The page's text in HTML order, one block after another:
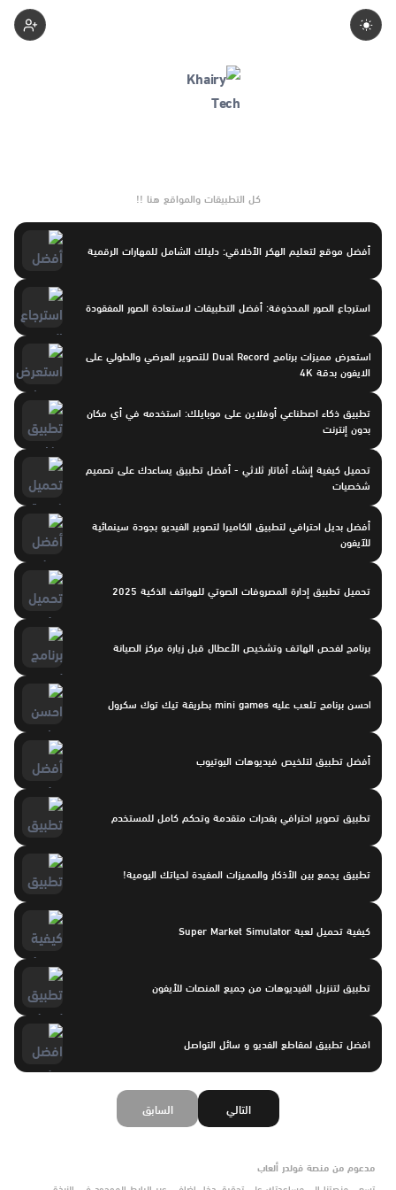
كل التطبيقات والمواقع هنا !!
أفضل موقع لتعليم الهكر الأخلاقي: دليلك الشامل للمهارات الرقمية
استرجاع الصور المحذوفة: أفضل التطبيقات لاستعادة الصور المفقودة
استعرض مميزات برنامج Dual Record للتصوير العرضي والطولي على
الايفون بدقة 4K
تطبيق ذكاء اصطناعي أوفلاين على موبايلك: استخدمه في أي مكان
بدون إنترنت
تحميل كيفية إنشاء أفاتار ثلاثي - أفضل تطبيق يساعدك على تصميم
شخصيات
أفضل بديل احترافي لتطبيق الكاميرا لتصوير الفيديو بجودة سينمائية
للآيفون
تحميل تطبيق إدارة المصروفات الصوتي للهواتف الذكية 2025
برنامج لفحص الهاتف وتشخيص الأعطال قبل زيارة مركز الصيانة
احسن برنامج تلعب عليه mini games بطريقة تيك توك سكرول
أفضل تطبيق لتلخيص فيديوهات اليوتيوب
تطبيق تصوير احترافي بقدرات متقدمة وتحكم كامل للمستخدم
تطبيق يجمع بين الأذكار والمميزات المفيدة لحياتك اليومية!
كيفية تحميل لعبة Super Market Simulator
تطبيق لتنزيل الفيديوهات من جميع المنصات للأيفون
افضل تطبيق لمقاطع الفديو و سائل التواصل
السابق التالي
مدعوم من منصة فولدر ألعاب